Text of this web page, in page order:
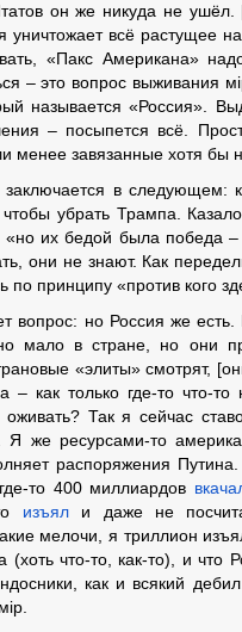
он же никуда не ушёл.
уничтожает всё растущее
«Пакс Американа»
– это вопрос выживания
называется «Россия».
– посыпется всё.
менее завязанные хотя бы
заключается в следующем:
чтобы убрать Трампа.
их бедой была победа –
они не знают. Как
по принципу «против кого
вопрос: но Россия же
мало в стране, но они
«элиты» смотрят,
– как только где-то что-
оживать? Так я сейчас
Я же ресурсами-то
распоряжения
то 400 миллиардов
изъяли даже не
мелочи, я триллион
(хоть что-то, как-то), и
как и всякий